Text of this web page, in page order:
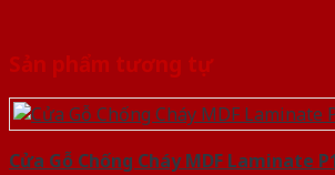
Sản phẩm tương tự
Cửa Gỗ Chống Cháy MDF Laminate